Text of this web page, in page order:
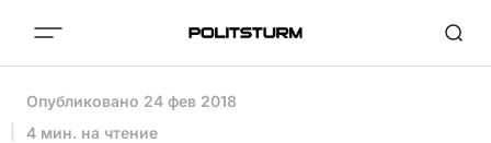
Опубликовано 24 фев 2018
4 мин. на чтение